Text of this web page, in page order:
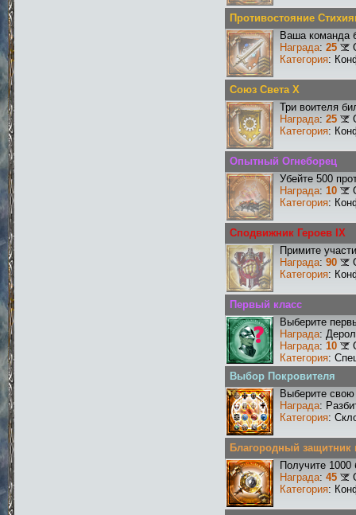
Противостояние
Ваша команда
Награда: 25
Категория:
Союз Света X
Три воителя
Награда: 25
Категория:
Опытный Огнеборец
Убейте 500
Награда: 10
Категория:
Сподвижник Героев IX
Примите
Награда: 90
Категория:
Первый класс
Выберите
Награда:
Награда: 10
Категория:
Выбор Покровителя
Выберите свою
Награда:
Категория:
Благородный защитник
Получите 1000
Награда: 45
Категория: